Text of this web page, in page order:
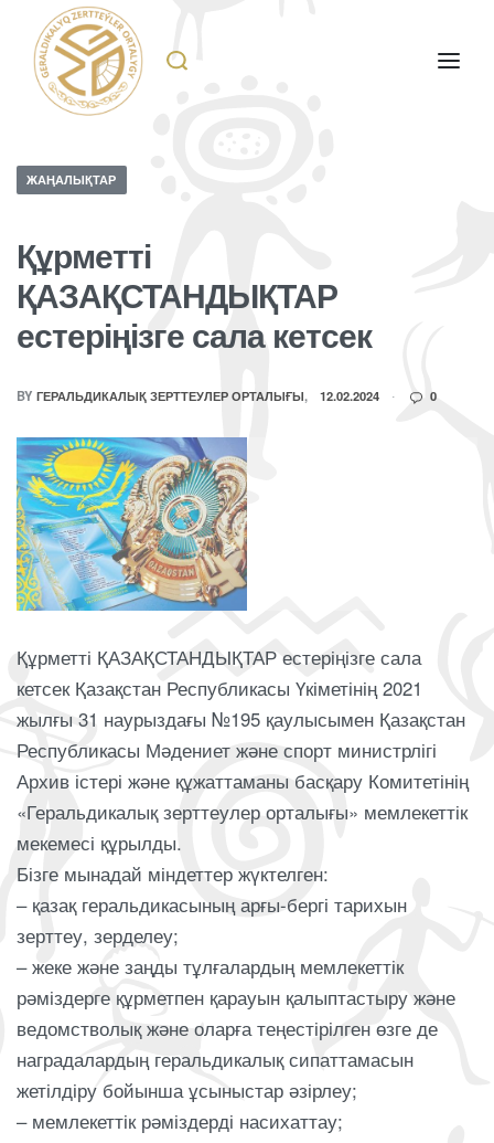
ЖАҢАЛЫҚТАР
Құрметті
ҚАЗАҚСТАНДЫҚТАР
естеріңізге сала кетсек
BY ГЕРАЛЬДИКАЛЫҚ ЗЕРТТЕУЛЕР ОРТАЛЫҒЫ 12.02.2024 0
Құрметті ҚАЗАҚСТАНДЫҚТАР естеріңізге сала
кетсек Қазақстан Республикасы Үкіметінің 2021
жылғы 31 наурыздағы №195 қаулысымен Қазақстан
Республикасы Мәдениет және спорт министрлігі
Архив істері және құжаттаманы басқару Комитетінің
«Геральдикалық зерттеулер орталығы» мемлекеттік
мекемесі құрылды.
Бізге мынадай міндеттер жүктелген:
– қазақ геральдикасының арғы-бергі тарихын
зерттеу, зерделеу;
– жеке және заңды тұлғалардың мемлекеттік
рәміздерге құрметпен қарауын қалыптастыру және
ведомстволық және оларға теңестірілген өзге де
наградалардың геральдикалық сипаттамасын
жетілдіру бойынша ұсыныстар әзірлеу;
– мемлекеттік рәміздерді насихаттау;